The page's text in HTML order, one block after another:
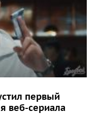
первый
веб-сериала